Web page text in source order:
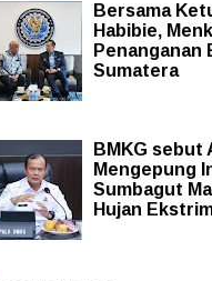
Bersama
Habibie,
Penanganan
Sumatera
BMKG sebut
Mengepung
Sumbagut
Hujan